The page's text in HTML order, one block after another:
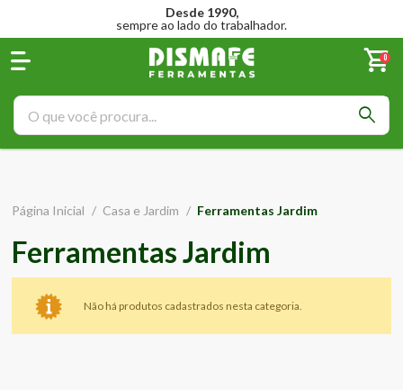
Desde 1990,
sempre ao lado do trabalhador.
0
Página Inicial / Casa e Jardim / Ferramentas Jardim
Ferramentas Jardim
Não há produtos cadastrados nesta categoria.